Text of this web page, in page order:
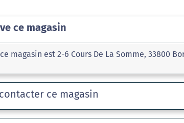
ce magasin
magasin est 2-6 Cours De La Somme, 33800
ce magasin